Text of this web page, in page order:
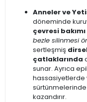
Anneler ve
döneminde
çevresi bakımı
bezle silinmesi
sertleşmiş
çatlaklarında
sunar. Ayrıca
hassasiyetlerde
sürtünmelerinde
kazandırır.